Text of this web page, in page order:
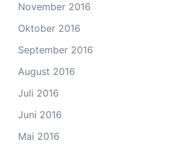
November 2016
Oktober 2016
September 2016
August 2016
Juli 2016
Juni 2016
Mai 2016